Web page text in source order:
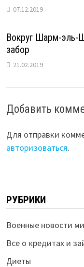
07.12.2019
Вокруг Шарм-эль-
забор
21.02.2019
Добавить
Для отправки
авторизоваться.
РУБРИКИ
Военные новости
Все о кредитах и
Диеты